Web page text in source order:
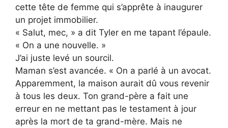
cette tête de femme qui s’apprête à inaugurer
un projet immobilier.
« Salut, mec, » a dit Tyler en me tapant l’épaule.
« On a une nouvelle. »
J’ai juste levé un sourcil.
Maman s’est avancée. « On a parlé à un avocat.
Apparemment, la maison aurait dû vous revenir
à tous les deux. Ton grand-père a fait une
erreur en ne mettant pas le testament à jour
après la mort de ta grand-mère. Mais ne